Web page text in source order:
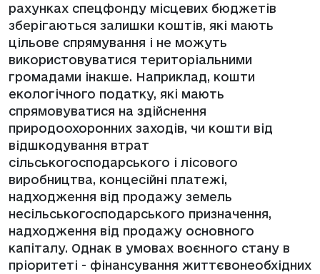
рахунках спецфонду місцевих бюджетів
зберігаються залишки коштів, які мають
цільове спрямування і не можуть
використовуватися територіальними
громадами інакше. Наприклад, кошти
екологічного податку, які мають
спрямовуватися на здійснення
природоохоронних заходів, чи кошти від
відшкодування втрат
сільськогосподарського і лісового
виробництва, концесійні платежі,
надходження від продажу земель
несільськогосподарського призначення,
надходження від продажу основного
капіталу. Однак в умовах воєнного стану в
пріоритеті - фінансування життєвонеобхідних